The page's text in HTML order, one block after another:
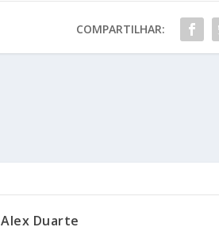
COMPARTILHAR:
Alex Duarte